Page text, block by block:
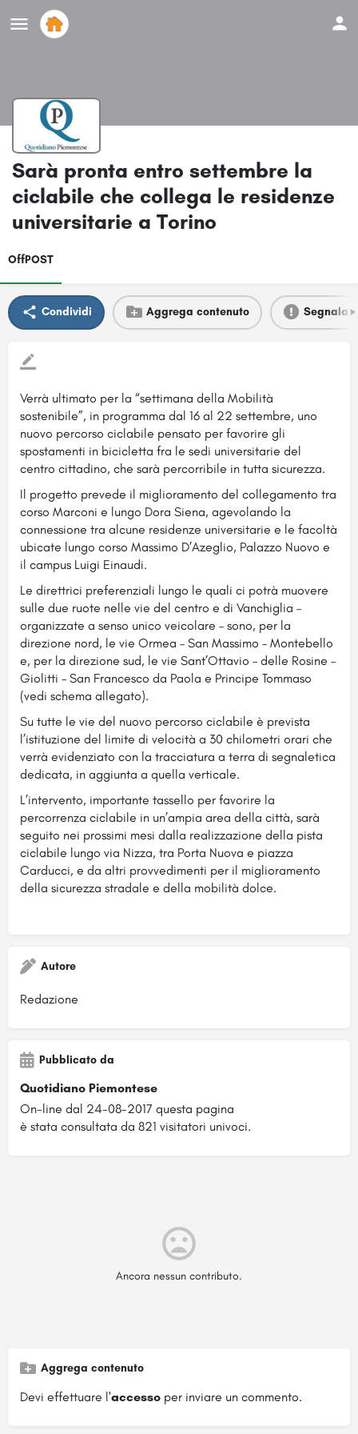
Sarà pronta entro settembre la
ciclabile che collega le residenze
universitarie a Torino
OffPOST
Condividi Aggrega contenuto Segnala
Verrà ultimato per la “settimana della Mobilità
sostenibile”, in programma dal 16 al 22 settembre, uno
nuovo percorso ciclabile pensato per favorire gli
spostamenti in bicicletta fra le sedi universitarie del
centro cittadino, che sarà percorribile in tutta sicurezza.
Il progetto prevede il miglioramento del collegamento tra
corso Marconi e lungo Dora Siena, agevolando la
connessione tra alcune residenze universitarie e le facoltà
ubicate lungo corso Massimo D’Azeglio, Palazzo Nuovo e
il campus Luigi Einaudi.
Le direttrici preferenziali lungo le quali ci potrà muovere
sulle due ruote nelle vie del centro e di Vanchiglia –
organizzate a senso unico veicolare – sono, per la
direzione nord, le vie Ormea – San Massimo – Montebello
e, per la direzione sud, le vie Sant’Ottavio – delle Rosine –
Giolitti – San Francesco da Paola e Principe Tommaso
(vedi schema allegato).
Su tutte le vie del nuovo percorso ciclabile è prevista
l’istituzione del limite di velocità a 30 chilometri orari che
verrà evidenziato con la tracciatura a terra di segnaletica
dedicata, in aggiunta a quella verticale.
L’intervento, importante tassello per favorire la
percorrenza ciclabile in un’ampia area della città, sarà
seguito nei prossimi mesi dalla realizzazione della pista
ciclabile lungo via Nizza, tra Porta Nuova e piazza
Carducci, e da altri provvedimenti per il miglioramento
della sicurezza stradale e della mobilità dolce.
Autore
Redazione
Pubblicato da
Quotidiano Piemontese
On-line dal 24-08-2017 questa pagina
è stata consultata da 821 visitatori univoci.
Ancora nessun contributo.
Aggrega contenuto
Devi effettuare l'accesso per inviare un commento.